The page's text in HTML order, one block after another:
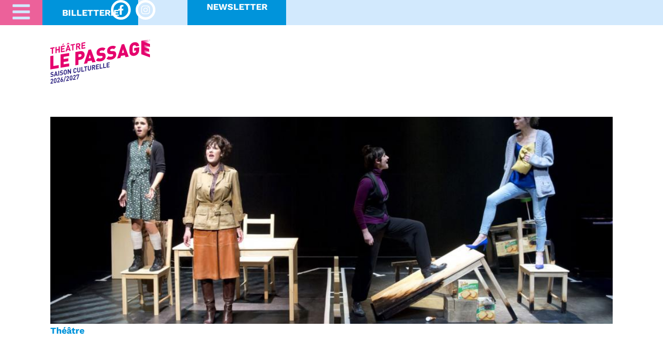
BILLETTERIE
NEWSLETTER
Théâtre